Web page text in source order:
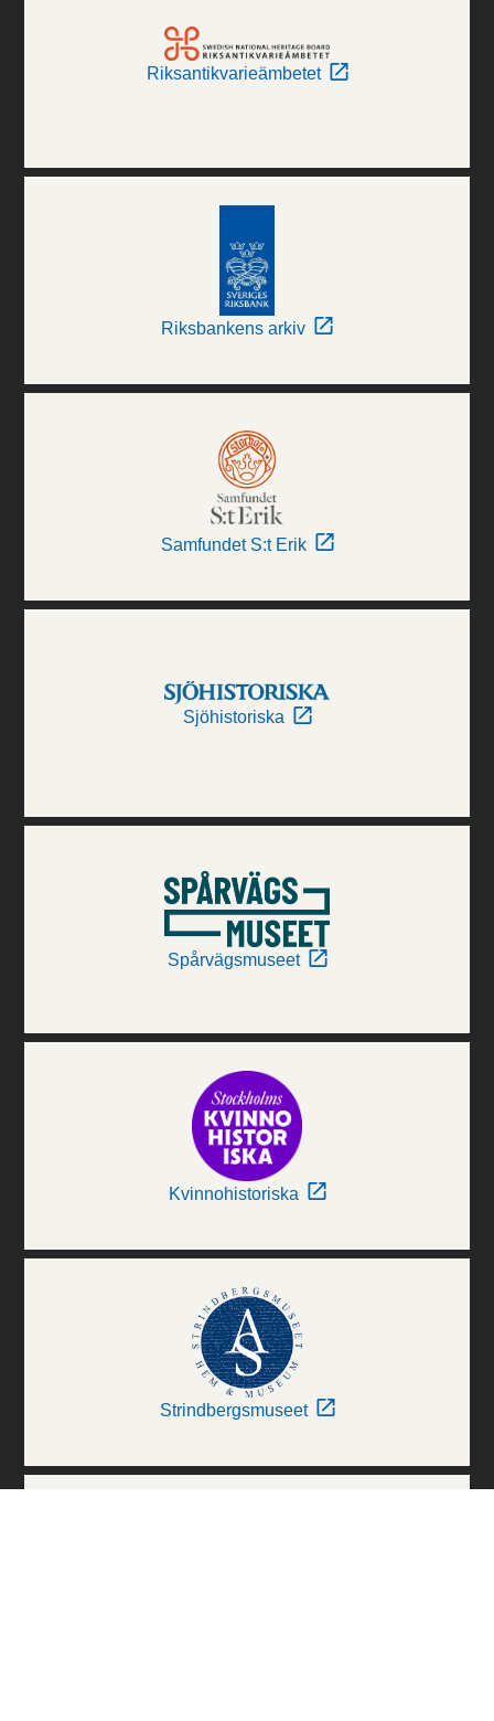
Riksantikvarieämbetet
Riksbankens arkiv
Samfundet S:t Erik
Sjöhistoriska
Spårvägsmuseet
Kvinnohistoriska
Strindbergsmuseet